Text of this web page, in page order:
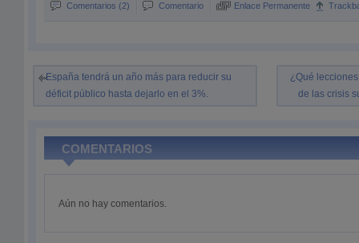
Comentarios (2) Comentario Enlace Permanente
España tendrá un año más para reducir su
déficit público hasta dejarlo en el 3%.
¿Qué
de las crisis
COMENTARIOS
Aún no hay comentarios.